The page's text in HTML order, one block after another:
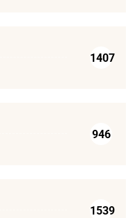
1407
946
1539